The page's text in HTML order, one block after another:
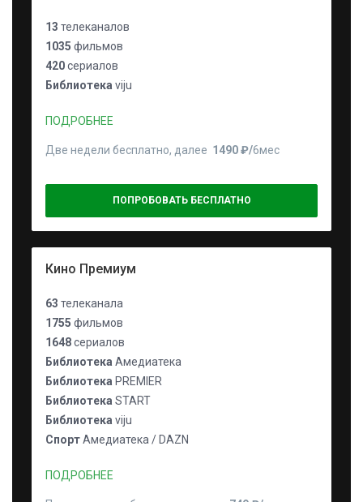
13 телеканалов
1035 фильмов
420сериалов
Библиотека viju
ПОДРОБНЕЕ
Две недели бесплатно, далее 1490 ₽⁠/⁠6мес
ПОПРОБОВАТЬ БЕСПЛАТНО
Кино Премиум
63 телеканала
1755 фильмов
1648сериалов
Библиотека Амедиатека
Библиотека PREMIER
Библиотека START
Библиотека viju
СпортАмедиатека / DAZN
ПОДРОБНЕЕ